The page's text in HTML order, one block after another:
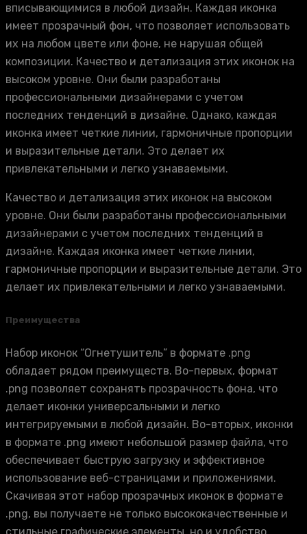
вписывающимися в любой дизайн. Каждая иконка
имеет прозрачный фон, что позволяет использовать
их на любом цвете или фоне, не нарушая общей
композиции. Качество и детализация этих иконок на
высоком уровне. Они были разработаны
профессиональными дизайнерами с учетом
последних тенденций в дизайне. Однако, каждая
иконка имеет четкие линии, гармоничные пропорции
и выразительные детали. Это делает их
привлекательными и легко узнаваемыми.
Качество и детализация этих иконок на высоком
уровне. Они были разработаны профессиональными
дизайнерами с учетом последних тенденций в
дизайне. Каждая иконка имеет четкие линии,
гармоничные пропорции и выразительные детали. Это
делает их привлекательными и легко узнаваемыми.
Преимущества
Набор иконок “Огнетушитель” в формате .png
обладает рядом преимуществ. Во-первых, формат
.png позволяет сохранять прозрачность фона, что
делает иконки универсальными и легко
интегрируемыми в любой дизайн. Во-вторых, иконки
в формате .png имеют небольшой размер файла, что
обеспечивает быструю загрузку и эффективное
использование веб-страницами и приложениями.
Скачивая этот набор прозрачных иконок в формате
.png, вы получаете не только высококачественные и